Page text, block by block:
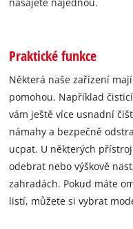
Praktické funkce
Některá naše zařízení
pomohou. Například
vám ještě více usnadní
námahy a bezpečně
ucpat. U některých
odebrat nebo výškově
zahradách. Pokud máte
listí, můžete si vybrat